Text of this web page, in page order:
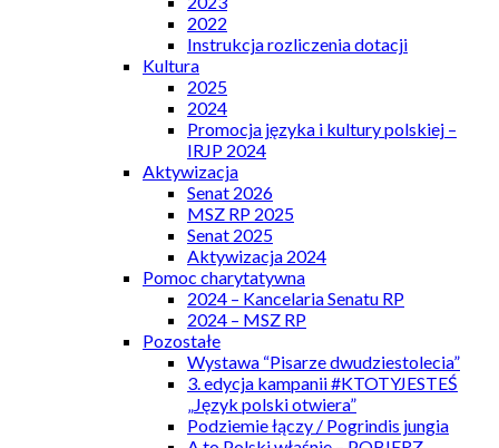
2022
Instrukcja rozliczenia dotacji
Kultura
2025
2024
Promocja języka i kultury polskiej –
IRJP 2024
Aktywizacja
Senat 2026
MSZ RP 2025
Senat 2025
Aktywizacja 2024
Pomoc charytatywna
2024 – Kancelaria Senatu RP
2024 – MSZ RP
Pozostałe
Wystawa “Pisarze dwudziestolecia”
3. edycja kampanii #KTOTYJESTEŚ
„Język polski otwiera”
Podziemie łączy / Pogrindis jungia